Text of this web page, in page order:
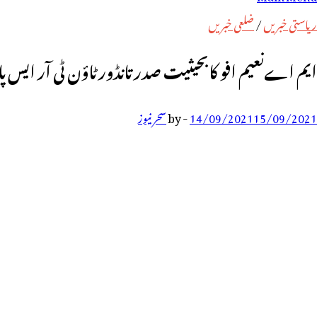
برائے:
ریاستی خبریں/ضلعی خبریں
ایم اےنعیم افو کابحیثیت صدر تانڈور ٹاؤن ٹی آر ایس
14/09/202115/09/2021
-
byسحر نیوز